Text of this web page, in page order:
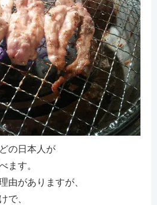
の日本人が
ます。
由がありますが、
で、